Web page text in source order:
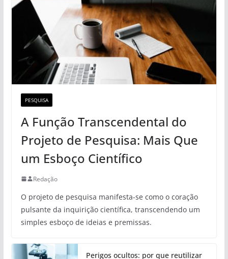
PESQUISA
A Função Transcendental do
Projeto de Pesquisa: Mais Que
um Esboço Científico
Redação
O projeto de pesquisa manifesta-se como o coração
pulsante da inquirição científica, transcendendo um
simples esboço de ideias e premissas.
Perigos ocultos: por que reutilizar